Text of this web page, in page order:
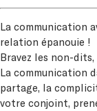
La communication
relation épanouie !
Bravez les non-
La communication
partage, la
votre conjoint,